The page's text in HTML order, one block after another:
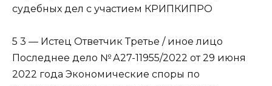
судебных дел с участием КРИПКИПРО
5 3 — Истец Ответчик Третье / иное лицо
Последнее дело № А27-11955/2022 от 29 июня
2022 года Экономические споры по